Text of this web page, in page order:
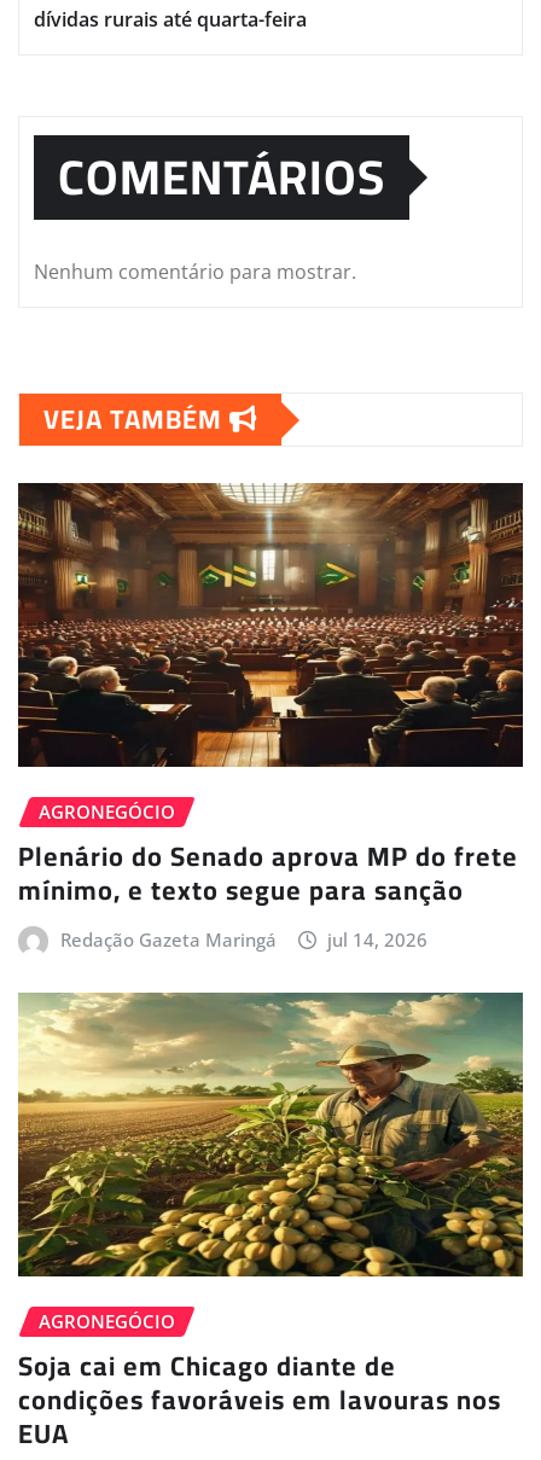
dívidas rurais até quarta-feira
COMENTÁRIOS
Nenhum comentário para mostrar.
VEJA TAMBÉM
AGRONEGÓCIO
Plenário do Senado aprova MP do frete
mínimo, e texto segue para sanção
Redação Gazeta Maringá jul 14, 2026
AGRONEGÓCIO
Soja cai em Chicago diante de
condições favoráveis em lavouras nos
EUA